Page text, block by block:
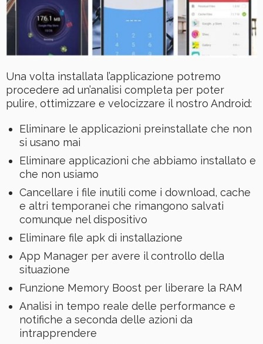
Una volta installata l’applicazione potremo
procedere ad un’analisi completa per poter
pulire, ottimizzare e velocizzare il nostro Android:
Eliminare le applicazioni preinstallate che non
si usano mai
Eliminare applicazioni che abbiamo installato e
che non usiamo
Cancellare i file inutili come i download, cache
e altri temporanei che rimangono salvati
comunque nel dispositivo
Eliminare file apk di installazione
App Manager per avere il controllo della
situazione
Funzione Memory Boost per liberare la RAM
Analisi in tempo reale delle performance e
notifiche a seconda delle azioni da
intrapprendere